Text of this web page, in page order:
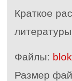
Краткое
Файлы:
Размер